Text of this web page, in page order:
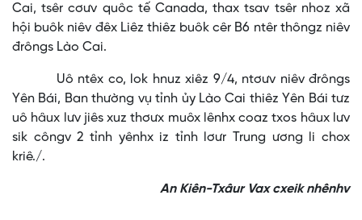
Cai, tsêr cơưv quôc tế Canada, thax tsav tsêr nhoz xã
hội buôk niêv đêx Liêz thiêz buôk cêr B6 ntêr thôngz niêv
đrôngs Lào Cai.
Uô ntêx co, lok hnuz xiêz 9/4, ntơưv niêv đrôngs
Yên Bái, Ban thường vụ tỉnh ủy Lào Cai thiêz Yên Bái tưz
uô hâux lưv jiês xuz thơưx muôx lênhx coaz txos hâux lưv
sik côngv 2 tỉnh yênhx iz tỉnh lơưr Trung ương li chox
kriê./.
An Kiên-Txâur Vax cxeik nhênhv